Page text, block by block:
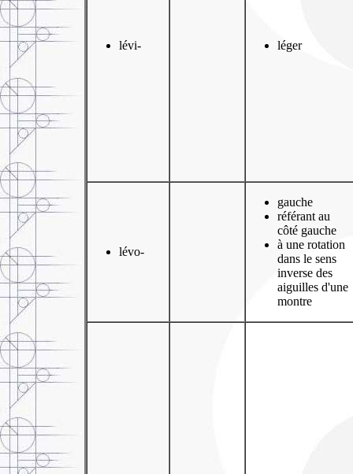
lévi- léger
lévo-
gauche
référant au
côté gauche
à une rotation
dans le sens
inverse des
aiguilles d'une
montre